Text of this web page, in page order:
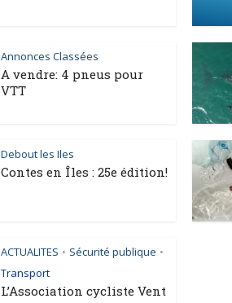
Annonces Classées
A vendre: 4 pneus pour
VTT
Debout les Iles
Contes en Îles : 25e édition!
ACTUALITES • Sécurité publique •
Transport
L’Association cycliste Vent